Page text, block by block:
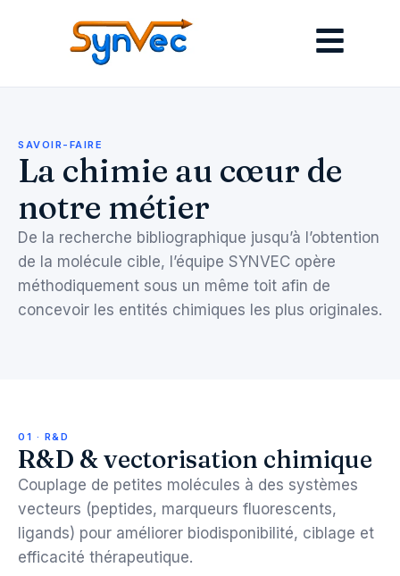
SAVOIR-FAIRE
La chimie au cœur de
notre métier
De la recherche bibliographique jusqu’à l’obtention
de la molécule cible, l’équipe SYNVEC opère
méthodiquement sous un même toit afin de
concevoir les entités chimiques les plus originales.
01 · R&D
R&D & vectorisation chimique
Couplage de petites molécules à des systèmes
vecteurs (peptides, marqueurs fluorescents,
ligands) pour améliorer biodisponibilité, ciblage et
efficacité thérapeutique.